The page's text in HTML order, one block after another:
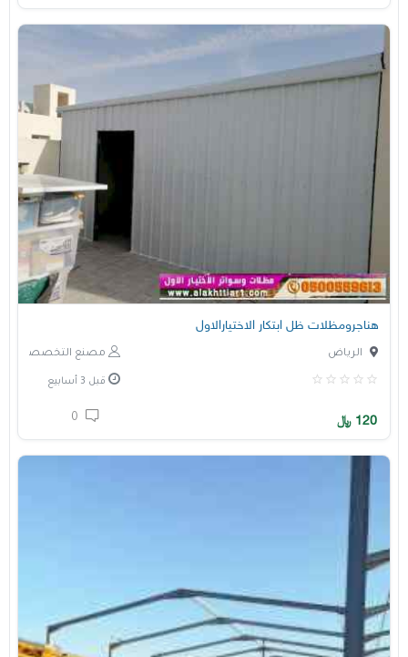
هناجرومظلات ظل ابتكار الاختيارالاول
مصنع التخصصي الرياض
قبل 3 أسابيع
120 ﷼